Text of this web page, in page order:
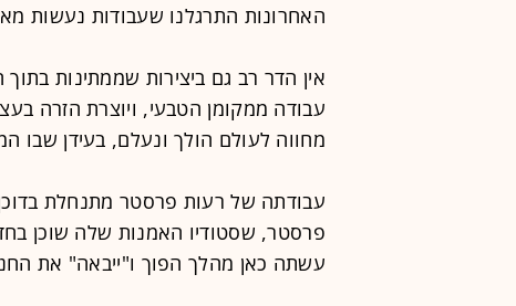
האחרונות התרגלנו שעבודות נעשות
אין הדר רב גם ביצירות שממתינות בתוך
עבודה ממקומן הטבעי, ויוצרת הזרה
מחווה לעולם הולך ונעלם, בעידן
עבודתה של רעות פרסטר מתנחלת
פרסטר, שסטודיו האמנות שלה שוכן
עשתה כאן מהלך הפוך ו"ייבאה" את